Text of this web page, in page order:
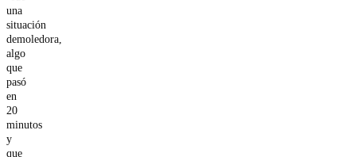
una
situación
demoledora,
algo
que
pasó
en
20
minutos
y
que